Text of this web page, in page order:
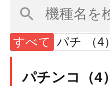
すべて パチ （4）
パチンコ（4）